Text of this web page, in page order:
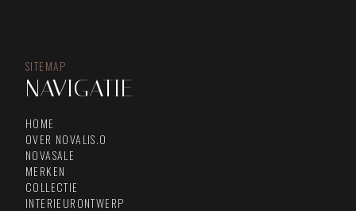
SITEMAP
NAVIGATIE
HOME
OVER NOVALIS.O
NOVASALE
MERKEN
COLLECTIE
INTERIEURONTWERP